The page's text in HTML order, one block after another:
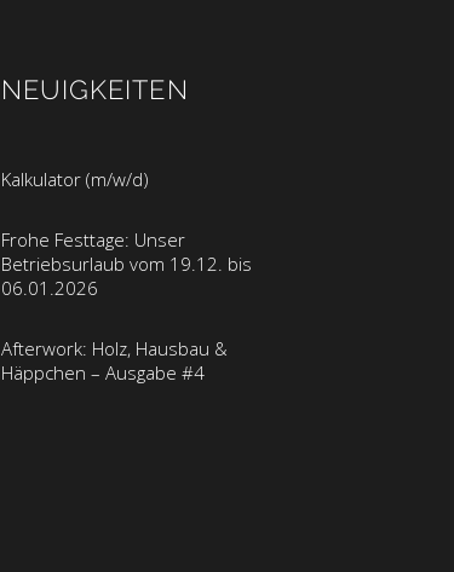
NEUIGKEITEN
Kalkulator (m/w/d)
Frohe Festtage: Unser
Betriebsurlaub vom 19.12. bis
06.01.2026
Afterwork: Holz, Hausbau &
Häppchen – Ausgabe #4